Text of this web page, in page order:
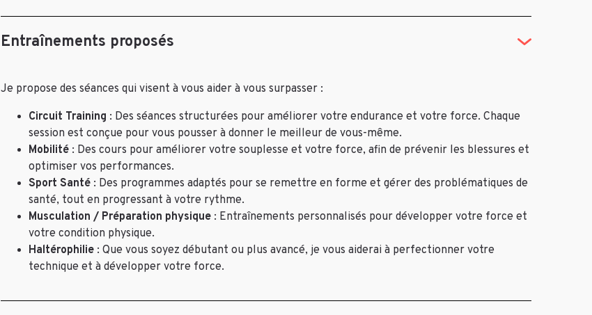
Entraînements proposés
Je propose des séances qui visent à vous aider à vous surpasser :
Circuit Training : Des séances structurées pour améliorer votre endurance et votre force. Chaque
session est conçue pour vous pousser à donner le meilleur de vous-même.
Mobilité : Des cours pour améliorer votre souplesse et votre force, afin de prévenir les blessures et
optimiser vos performances.
Sport Santé : Des programmes adaptés pour se remettre en forme et gérer des problématiques de
santé, tout en progressant à votre rythme.
Musculation / Préparation physique : Entraînements personnalisés pour développer votre force et
votre condition physique.
Haltérophilie : Que vous soyez débutant ou plus avancé, je vous aiderai à perfectionner votre
technique et à développer votre force.